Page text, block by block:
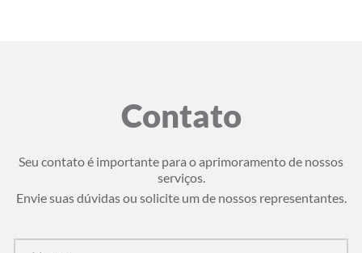
Contato
Seu contato é importante para o aprimoramento de nossos
serviços.
Envie suas dúvidas ou solicite um de nossos representantes.